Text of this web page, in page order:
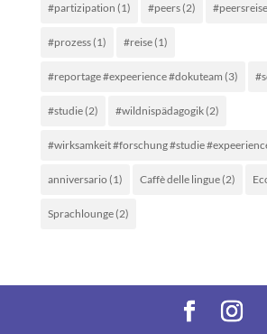
#partizipation (1) #peers(2) #peersreise
#prozess(1) #reise(1)
#reportage #expeerience #dokuteam (3)
#studie(2) #wildnispädagogik(2)
#wirksamkeit #forschung #studie
anniversario (1) Caffè delle lingue(2)
Sprachlounge(2)